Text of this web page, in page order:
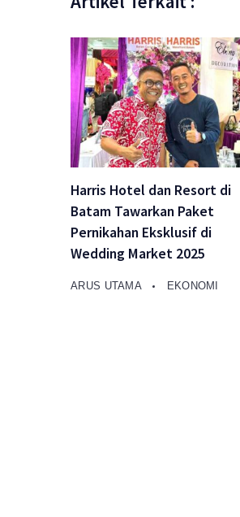
Harris Hotel dan Resort di
Batam Tawarkan Paket
Pernikahan Eksklusif di
Wedding Market 2025
ARUS UTAMA EKONOMI